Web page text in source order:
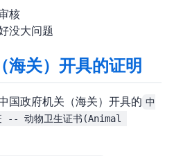
核
没大问题
海关）开具的证明
国政府机关（海关）开具的 中
-- 动物卫生证书(Animal